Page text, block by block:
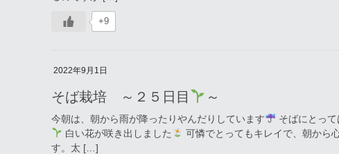
+9
2022年9月1日
そば栽培 ～２５日目 ～
今朝は、朝から雨が降ったりやんだりしています そばにとっ
白い花が咲き出しました
可憐でとってもキレイで、朝から
す。太 […]